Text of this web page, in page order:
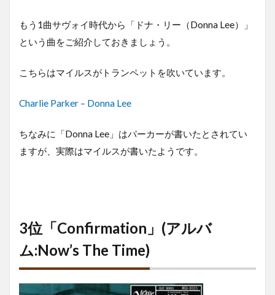
もう1曲サヴォイ時代から「ドナ・リー（Donna Lee）」
という曲をご紹介しておきましょう。
こちらはマイルスがトランペットを吹いています。
Charlie Parker – Donna Lee
ちなみに「Donna Lee」はパーカーが書いたとされてい
ますが、実際はマイルスが書いたようです。
3位「Confirmation」(アルバ
ム:Now’s The Time)